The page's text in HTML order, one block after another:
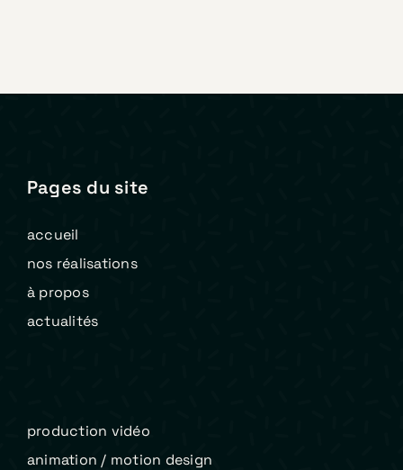
Pages du site
accueil
nos réalisations
à propos
actualités
production vidéo
animation / motion design